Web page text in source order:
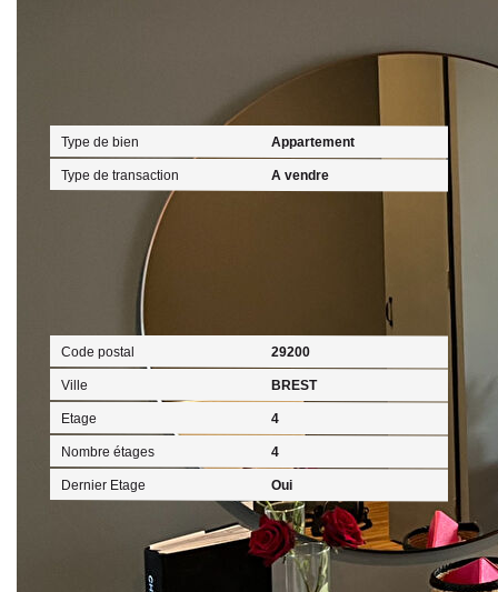
Type de bien Appartement
Type de transaction A vendre
Localisation
Code postal 29200
Ville BREST
Etage 4
Nombre étages 4
Dernier Etage Oui